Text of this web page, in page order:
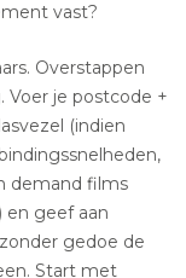
vast?
Overstappen
Voer je postcode +
(indien
demand films
en geef aan
gedoe de
Start met